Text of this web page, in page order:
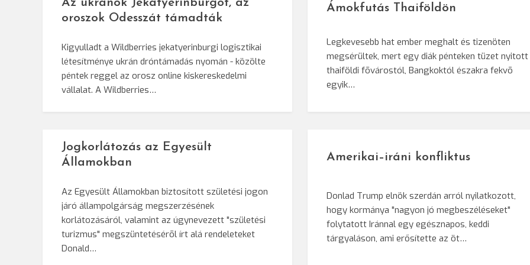
Az ukránok Jekatyerinburgot, az
oroszok Odesszát támadták
Kigyulladt a Wildberries jekatyerinburgi logisztikai
létesítménye ukrán dróntámadás nyomán - közölte
péntek reggel az orosz online kiskereskedelmi
vállalat. A Wildberries…
Ámokfutás Thaiföldön
Legkevesebb hat ember meghalt és tizenöten
megsérültek, mert egy diák pénteken tüzet nyitott
thaiföldi fõvárostól, Bangkoktól északra fekvõ
egyik…
Jogkorlátozás az Egyesült
Államokban
Az Egyesült Államokban biztosított születési jogon
járó állampolgárság megszerzésének
korlátozásáról, valamint az úgynevezett "születési
turizmus" megszüntetésérõl írt alá rendeleteket
Donald…
Amerikai–iráni konfliktus
Donlad Trump elnök szerdán arról nyilatkozott,
hogy kormánya "nagyon jó megbeszéléseket"
folytatott Iránnal egy egésznapos, keddi
tárgyaláson, ami erősítette az öt…